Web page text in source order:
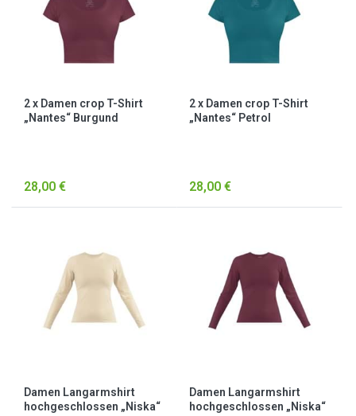
2 x Damen crop T-Shirt
„Nantes“ Burgund
28,00 €
2 x Damen crop T-Shirt
„Nantes“ Petrol
28,00 €
Damen Langarmshirt
hochgeschlossen „Niska“
Damen Langarmshirt
hochgeschlossen „Niska“